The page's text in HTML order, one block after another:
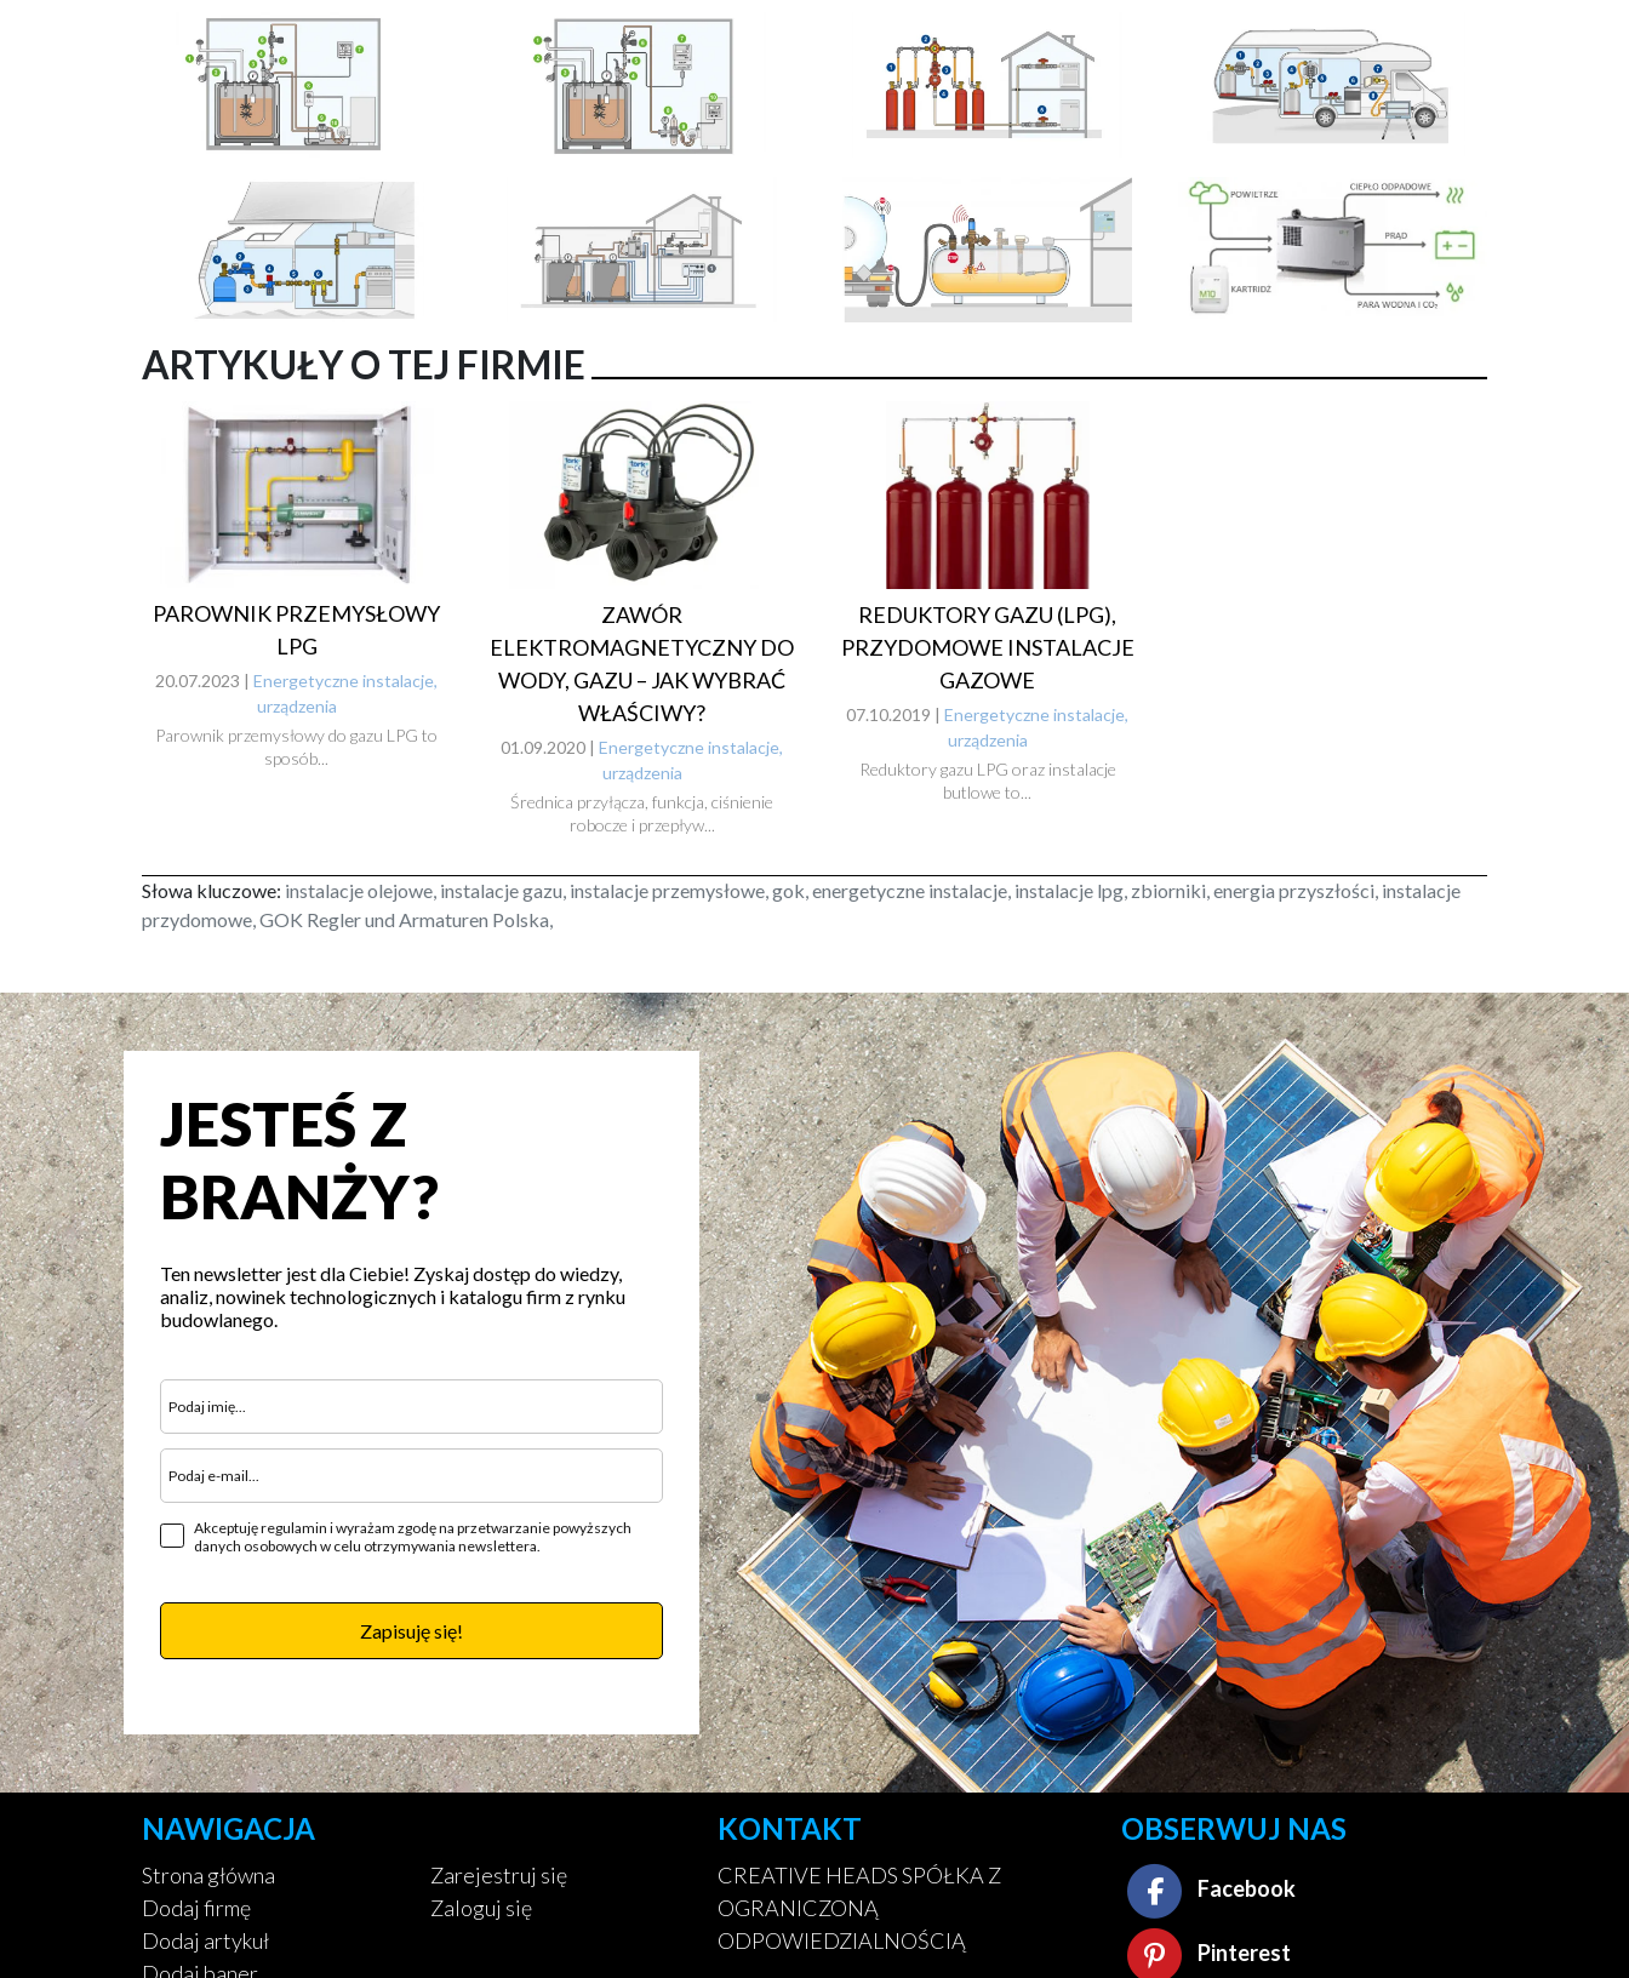
ARTYKUŁY O TEJ FIRMIE
PAROWNIK PRZEMYSŁOWY
LPG
20.07.2023 | Energetyczne instalacje,
urządzenia
Parownik przemysłowy do gazu LPG to
sposób...
ZAWÓR
ELEKTROMAGNETYCZNY DO
WODY, GAZU – JAK WYBRAĆ
WŁAŚCIWY?
01.09.2020 | Energetyczne instalacje,
urządzenia
Średnica przyłącza, funkcja, ciśnienie
robocze i przepływ...
REDUKTORY GAZU (LPG),
PRZYDOMOWE INSTALACJE
GAZOWE
07.10.2019 | Energetyczne instalacje,
urządzenia
Reduktory gazu LPG oraz instalacje
butlowe to...
Słowa kluczowe: instalacje olejowe, instalacje gazu, instalacje przemysłowe, gok, energetyczne instalacje, instalacje lpg, zbiorniki, energia przyszłości, instalacje
przydomowe, GOK Regler und Armaturen Polska,
JESTEŚ Z
BRANŻY?
Ten newsletter jest dla Ciebie! Zyskaj dostęp do wiedzy,
analiz, nowinek technologicznych i katalogu firm z rynku
budowlanego.
Akceptuję regulamin i wyrażam zgodę na przetwarzanie powyższych
danych osobowych w celu otrzymywania newslettera.
Zapisuję się!
NAWIGACJA
Strona główna
Dodaj firmę
Dodaj artykuł
Zarejestruj się
Zaloguj się
KONTAKT
CREATIVE HEADS SPÓŁKA Z
OGRANICZONĄ
ODPOWIEDZIALNOŚCIĄ
OBSERWUJ NAS
Facebook
Pinterest